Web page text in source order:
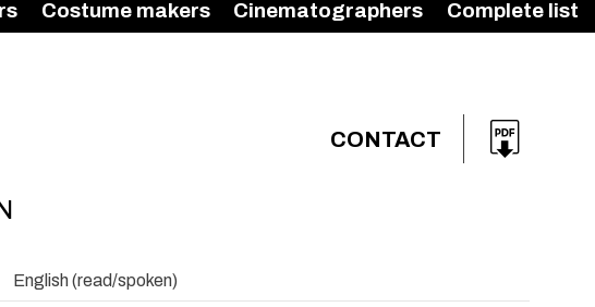
Costume makers Cinematographers Complete list
CONTACT
English (read/spoken)